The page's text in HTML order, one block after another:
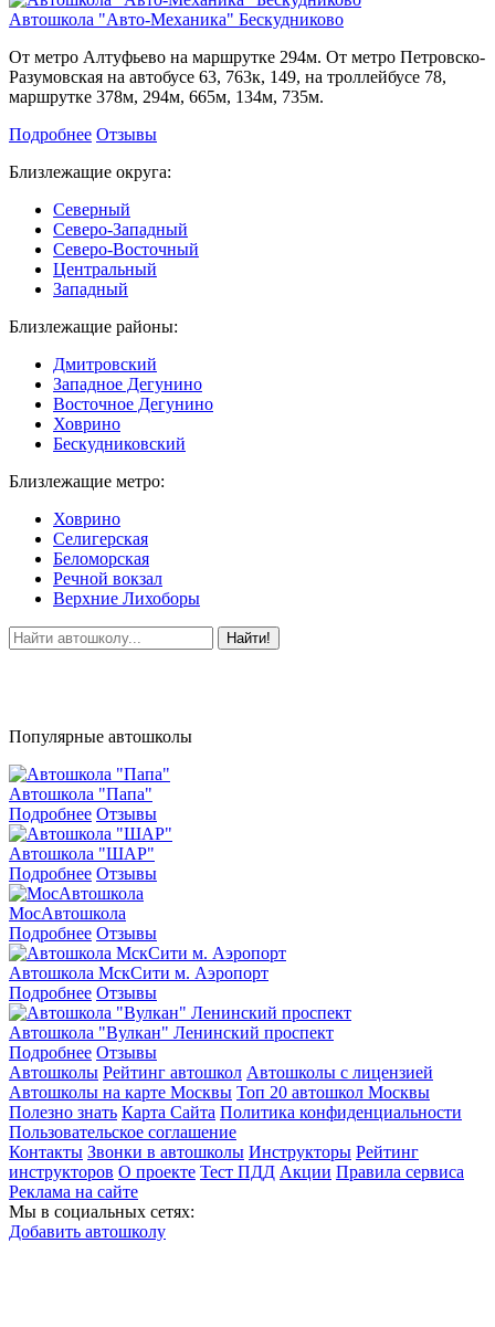
Автошкола "Авто-Механика" Бескудниково
От метро Алтуфьево на маршрутке 294м. От метро Петровско-
Разумовская на автобусе 63, 763к, 149, на троллейбусе 78,
маршрутке 378м, 294м, 665м, 134м, 735м.
Подробнее Отзывы
Близлежащие округа:
Северный
Северо-Западный
Северо-Восточный
Центральный
Западный
Близлежащие районы:
Дмитровский
Западное Дегунино
Восточное Дегунино
Ховрино
Бескудниковский
Близлежащие метро:
Ховрино
Селигерская
Беломорская
Речной вокзал
Верхние Лихоборы
Найти!
Популярные автошколы
Автошкола "Папа"
Подробнее Отзывы
Автошкола "ШАР"
Подробнее Отзывы
МосАвтошкола
Подробнее Отзывы
Автошкола МскСити м. Аэропорт
Подробнее Отзывы
Автошкола "Вулкан" Ленинский проспект
Подробнее Отзывы
Автошколы Рейтинг автошкол Автошколы с лицензией
Автошколы на карте Москвы Топ 20 автошкол Москвы
Полезно знать Карта Сайта Политика конфиденциальности
Пользовательское соглашение
Контакты Звонки в автошколы Инструкторы Рейтинг
инструкторов О проекте Тест ПДД Акции Правила сервиса
Реклама на сайте
Мы в социальных сетях:
Добавить автошколу